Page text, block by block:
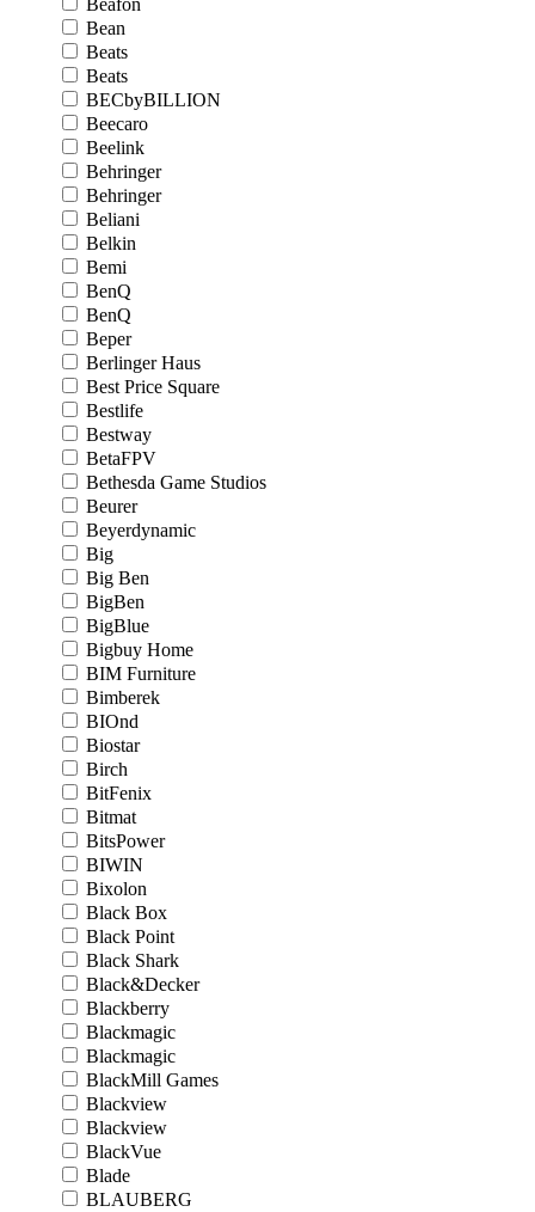
Beafon
Bean
Beats
Beats
BECbyBILLION
Beecaro
Beelink
Behringer
Behringer
Beliani
Belkin
Bemi
BenQ
BenQ
Beper
Berlinger Haus
Best Price Square
Bestlife
Bestway
BetaFPV
Bethesda Game Studios
Beurer
Beyerdynamic
Big
Big Ben
BigBen
BigBlue
Bigbuy Home
BIM Furniture
Bimberek
BIOnd
Biostar
Birch
BitFenix
Bitmat
BitsPower
BIWIN
Bixolon
Black Box
Black Point
Black Shark
Black&Decker
Blackberry
Blackmagic
Blackmagic
BlackMill Games
Blackview
Blackview
BlackVue
Blade
BLAUBERG